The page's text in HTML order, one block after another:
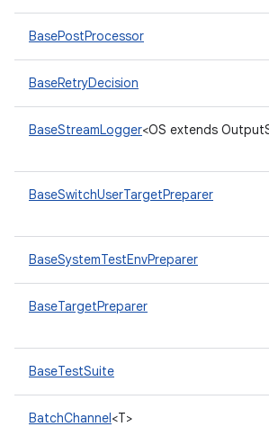
BasePostProcessor
BaseRetryDecision
BaseStreamLogger<OS extends
BaseSwitchUserTargetPreparer
BaseSystemTestEnvPreparer
BaseTargetPreparer
BaseTestSuite
BatchChannel<T>